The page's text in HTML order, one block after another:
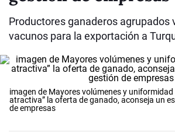
Productores ganaderos agrupados
vacunos para la exportación a
imagen de Mayores volúmenes y uniformidad
atractiva” la oferta de ganado, aconseja un
de empresas